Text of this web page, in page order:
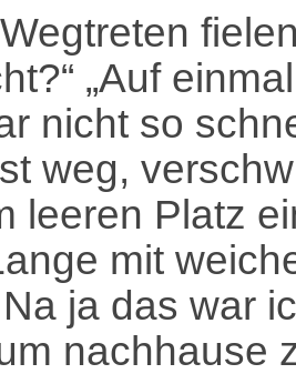
„Auf
nicht so
weg,
leeren Platz
mit
ja das war
nachhause